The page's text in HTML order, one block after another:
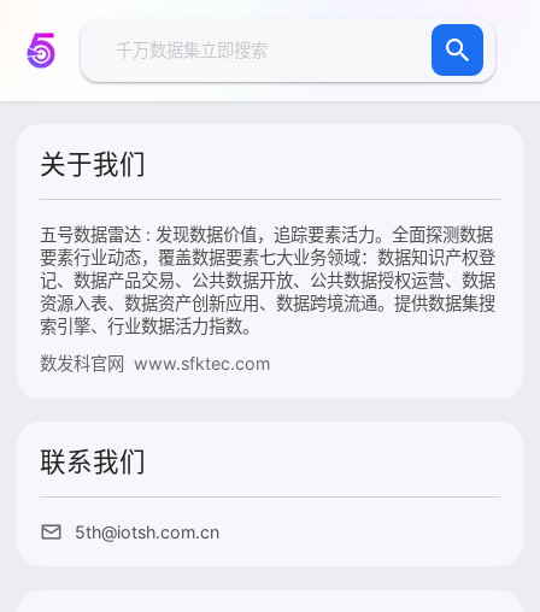
关于我们
五号数据雷达 : 发现数据价值，追踪要素活力。全面探测数据
要素行业动态，覆盖数据要素七大业务领域：数据知识产权登
记、数据产品交易、公共数据开放、公共数据授权运营、数据
资源入表、数据资产创新应用、数据跨境流通。提供数据集搜
索引擎、行业数据活力指数。
数发科官网 www.sfktec.com
联系我们
5th@iotsh.com.cn